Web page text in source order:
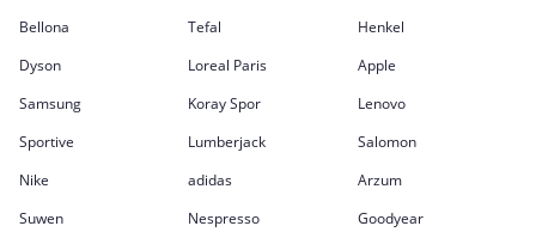
Bellona
Tefal
Henkel
Dyson
Loreal Paris
Apple
Samsung
Koray Spor
Lenovo
Sportive
Lumberjack
Salomon
Nike
adidas
Arzum
Suwen
Nespresso Goodyear